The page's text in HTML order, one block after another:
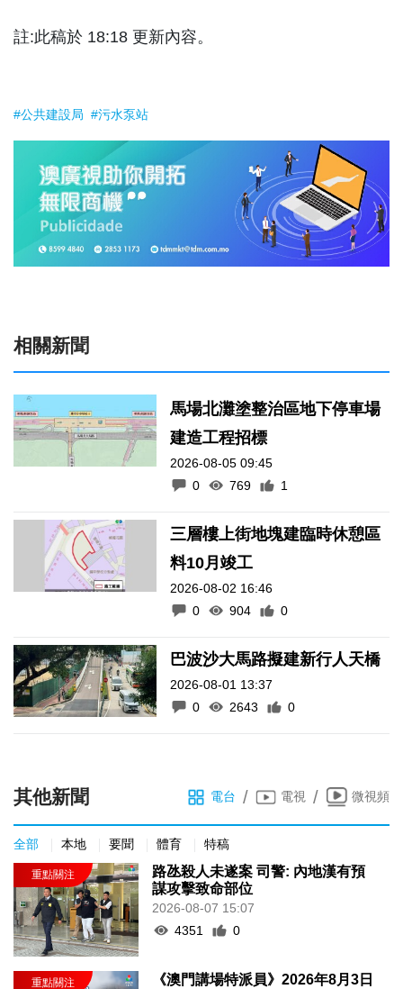
註:此稿於 18:18 更新內容。
#公共建設局 #污水泵站
相關新聞
馬場北灘塗整治區地下停車場
建造工程招標
2026-08-05 09:45
0
769 1
三層樓上街地塊建臨時休憩區
料10月竣工
2026-08-02 16:46
0
904 0
巴波沙大馬路擬建新行人天橋
2026-08-01 13:37
0
2643 0
其他新聞 電台 / 電視 / 微視頻
全部 本地 要聞 體育 特稿
路氹殺人未遂案 司警: 內地漢有預
謀攻擊致命部位
2026-08-07 15:07
4351
0
《澳門講場特派員》2026年8月3日